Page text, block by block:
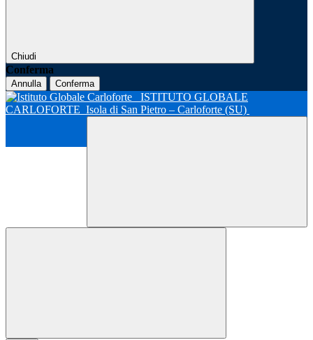
Chiudi
Conferma
Annulla Conferma
ISTITUTO GLOBALE
CARLOFORTE Isola di San Pietro – Carloforte (SU)